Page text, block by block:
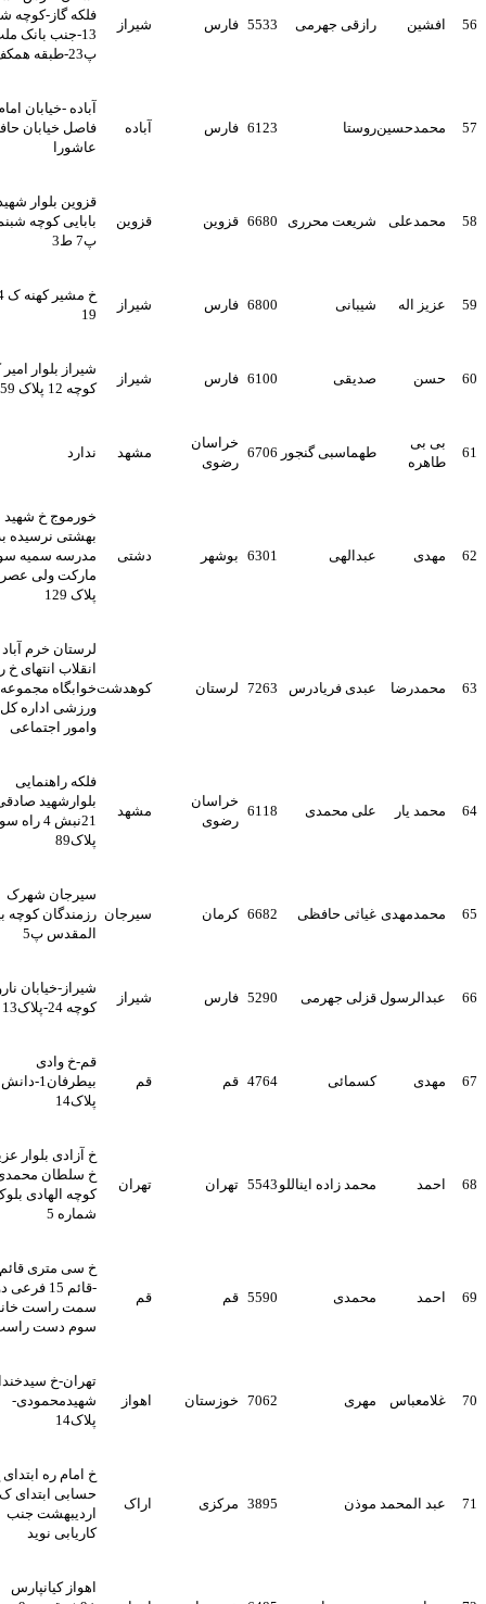
افشین رازقی جهرمی 5533 فارس شیراز
فلکه گاز-کوچه شماره
13-جنب بانک ملت
محمدحسینروستا 6123 فارس
آباده -خیابان امام-حد
فاصل خیابان حافظ و
عاشورا
محمدعلی شریعت محرری 6680 قزوین قزوین
قزوین بلوار شهید
بابایی کوچه شبنم7
عزیز اله شیبانی 6800 فارس شیراز
خ مشیر کهنه ک 24 پ
19
حسن صدیقی 6100 فارس شیراز
شیراز بلوار امیر کبیر
کوچه 12 پلاک 259
بی بی
طاهره
طهماسبی گنجور 6706
خراسان
رضوی
مشهد ندارد
مهدی عبدالهی 6301 بوشهر دشتی
خورموج خ شهید
بهشتی نرسیده به
مدرسه سمیه سوپر
مارکت ولی عصر
پلاک 129
محمدرضا عبدی فریادرس 7263 لرستان کوهدشت
لرستان خرم آباد خ
انقلاب انتهای خ رازی
خوابگاه مجموعه
ورزشی اداره کل کار
وامور اجتماعی
محمد یار علی محمدی 6118
خراسان
رضوی
مشهد
فلکه راهنمایی
بلوارشهید صادقی
21نبش 4 راه سوم
محمدمهدی غیاثی حافظی 6682 کرمان سیرجان
سیرجان شهرک
رزمندگان کوچه بیت
المقدس پ5
عبدالرسول قزلی جهرمی 5290 فارس شیراز
شیراز-خیابان نارون-
کوچه 24-پلاک13
مهدی کسمائی 4764 قم
قم-خ وادی
بیطرفان1-دانش8-
احمد محمد زاده ایناللو5543 تهران تهران
خ آزادی بلوار عزیزی
خ سلطان محمدی
کوچه الهادی بلوک 6
شماره 5
احمد محمدی 5590 قم
خ سی متری قائم
-قائم 15 فرعی دوم
سمت راست خانه
سوم دست راست
غلامعباس مهری 7062 خوزستان اهواز
تهران-خ سیدخندان-خ
شهیدمحمودی-
عبد المحمد موذن 3895 مرکزی
خ امام ره ابتدای خ
حسابی ابتدای ک
اردیبهشت جنب
کاریابی نوید
اهواز کیانپارس